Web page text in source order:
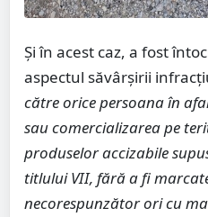
Și în acest caz, a fost
aspectul săvârșirii
către orice persoana în
sau comercializarea pe
produselor accizabile
titlului VII, fără a fi
necorespunzător ori cu